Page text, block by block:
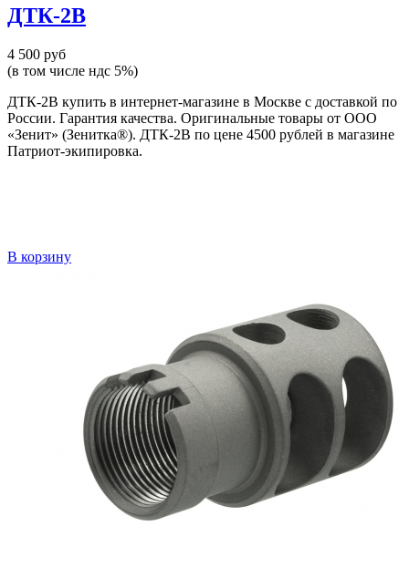
ДТК-2В
4 500 руб
(в том числе ндс 5%)
ДТК-2В купить в интернет-магазине в Москве с доставкой по
России. Гарантия качества. Оригинальные товары от ООО
«Зенит» (Зенитка®). ДТК-2В по цене 4500 рублей в магазине
Патриот-экипировка.
В корзину